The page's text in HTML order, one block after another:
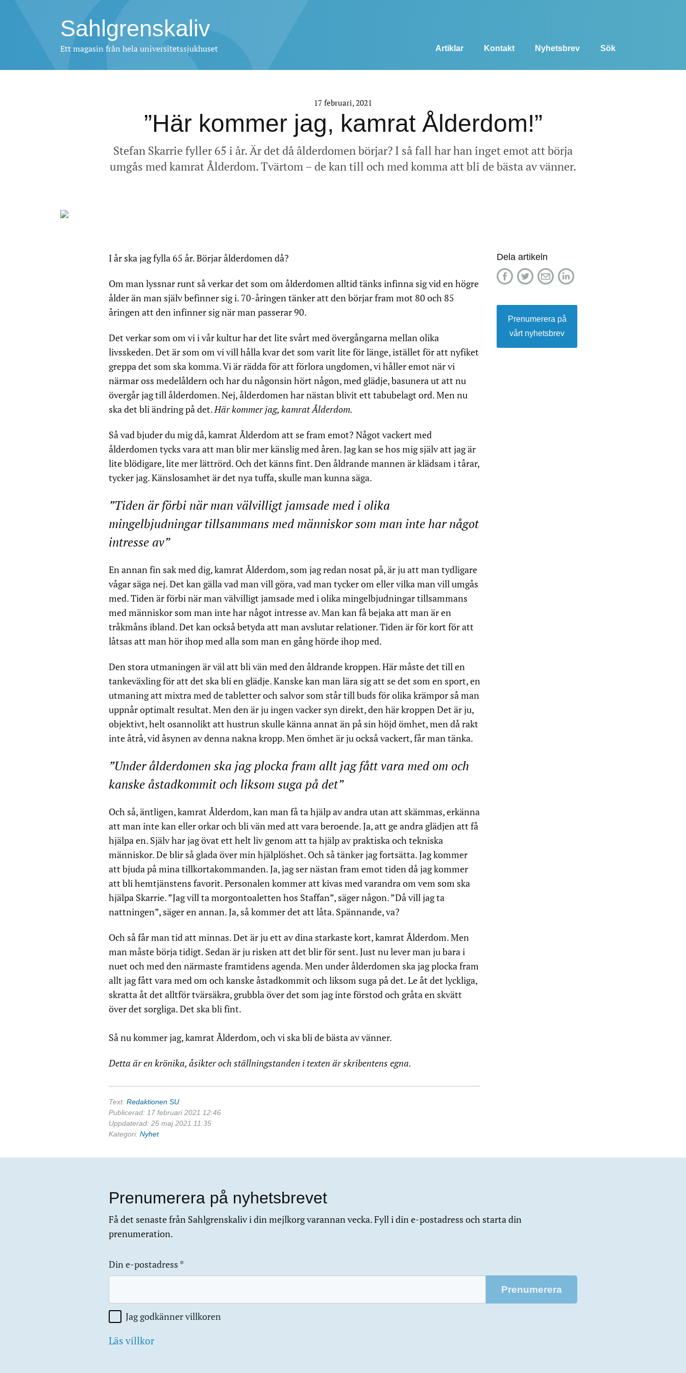
Sahlgrenskaliv
Ett magasin från hela universitetssjukhuset Artiklar Kontakt Nyhetsbrev Sök
17 februari, 2021
”Här kommer jag, kamrat Ålderdom!”
Stefan Skarrie fyller 65 i år. Är det då ålderdomen börjar? I så fall har han inget emot att börja
umgås med kamrat Ålderdom. Tvärtom – de kan till och med komma att bli de bästa av vänner.
I år ska jag fylla 65 år. Börjar ålderdomen då?
Om man lyssnar runt så verkar det som om ålderdomen alltid tänks infinna sig vid en högre
ålder än man själv befinner sig i. 70-åringen tänker att den börjar fram mot 80 och 85
åringen att den infinner sig när man passerar 90.
Det verkar som om vi i vår kultur har det lite svårt med övergångarna mellan olika
livsskeden. Det är som om vi vill hålla kvar det som varit lite för länge, istället för att nyfiket
greppa det som ska komma. Vi är rädda för att förlora ungdomen, vi håller emot när vi
närmar oss medelåldern och har du någonsin hört någon, med glädje, basunera ut att nu
övergår jag till ålderdomen. Nej, ålderdomen har nästan blivit ett tabubelagt ord. Men nu
ska det bli ändring på det.Här kommer jag, kamrat Ålderdom.
Så vad bjuder du mig då, kamrat Ålderdom att se fram emot? Något vackert med
ålderdomen tycks vara att man blir mer känslig med åren. Jag kan se hos mig själv att jag är
lite blödigare, lite mer lättrörd. Och det känns fint. Den åldrande mannen är klädsam i tårar,
tycker jag. Känslosamhet är det nya tuffa, skulle man kunna säga.
”Tiden är förbi när man välvilligt jamsade med i olika
mingelbjudningar tillsammans med människor som man inte har något
intresse av”
En annan fin sak med dig, kamrat Ålderdom, som jag redan nosat på, är ju att man tydligare
vågar säga nej. Det kan gälla vad man vill göra, vad man tycker om eller vilka man vill umgås
med. Tiden är förbi när man välvilligt jamsade med i olika mingelbjudningar tillsammans
med människor som man inte har något intresse av. Man kan få bejaka att man är en
tråkmåns ibland. Det kan också betyda att man avslutar relationer. Tiden är för kort för att
låtsas att man hör ihop med alla som man en gång hörde ihop med.
Den stora utmaningen är väl att bli vän med den åldrande kroppen. Här måste det till en
tankeväxling för att det ska bli en glädje. Kanske kan man lära sig att se det som en sport, en
utmaning att mixtra med de tabletter och salvor som står till buds för olika krämpor så man
uppnår optimalt resultat. Men den är ju ingen vacker syn direkt, den här kroppen Det är ju,
objektivt, helt osannolikt att hustrun skulle känna annat än på sin höjd ömhet, men då rakt
inte åtrå, vid åsynen av denna nakna kropp. Men ömhet är ju också vackert, får man tänka.
”Under ålderdomen ska jag plocka fram allt jag fått vara med om och
kanske åstadkommit och liksom suga på det”
Och så, äntligen, kamrat Ålderdom, kan man få ta hjälp av andra utan att skämmas, erkänna
att man inte kan eller orkar och bli vän med att vara beroende. Ja, att ge andra glädjen att få
hjälpa en. Själv har jag övat ett helt liv genom att ta hjälp av praktiska och tekniska
människor. De blir så glada över min hjälplöshet. Och så tänker jag fortsätta. Jag kommer
att bjuda på mina tillkortakommanden. Ja, jag ser nästan fram emot tiden då jag kommer
att bli hemtjänstens favorit. Personalen kommer att kivas med varandra om vem som ska
hjälpa Skarrie. ”Jag vill ta morgontoaletten hos Staffan”, säger någon. ”Då vill jag ta
nattningen”, säger en annan. Ja, så kommer det att låta. Spännande, va?
Och så får man tid att minnas. Det är ju ett av dina starkaste kort, kamrat Ålderdom. Men
man måste börja tidigt. Sedan är ju risken att det blir för sent. Just nu lever man ju bara i
nuet och med den närmaste framtidens agenda. Men under ålderdomen ska jag plocka fram
allt jag fått vara med om och kanske åstadkommit och liksom suga på det. Le åt det lyckliga,
skratta åt det alltför tvärsäkra, grubbla över det som jag inte förstod och gråta en skvätt
över det sorgliga. Det ska bli fint.
Så nu kommer jag, kamrat Ålderdom, och vi ska bli de bästa av vänner.
Detta är en krönika, åsikter och ställningstanden i texten är skribentens egna.
Dela artikeln
Prenumerera på
vårt nyhetsbrev
Text: Redaktionen SU
Publicerad: 17 februari 2021 12:46
Uppdaterad: 25 maj 2021 11:35
Kategori: Nyhet
Prenumerera på nyhetsbrevet
Få det senaste från Sahlgrenskaliv i din mejlkorg varannan vecka. Fyll i din e-postadress och starta din
prenumeration.
Din e-postadress *
Jag godkänner villkoren
Läs villkor